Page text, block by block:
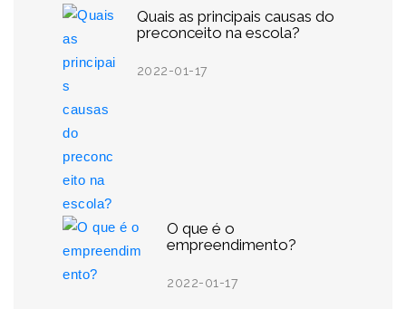
Quais as principais causas do
preconceito na escola?
2022-01-17
O que é o
empreendimento?
2022-01-17